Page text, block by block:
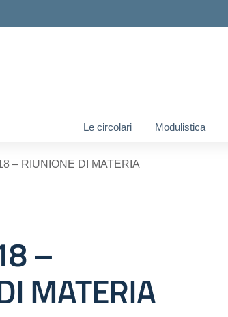
Le circolari Modulistica
– RIUNIONE DI MATERIA
–
MATERIA